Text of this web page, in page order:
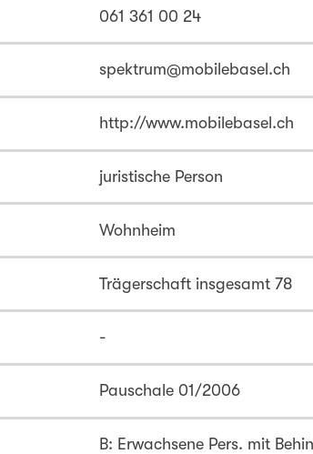
061 361 00 24
spektrum@mobilebasel.ch
http://www.mobilebasel.ch
juristische Person
Wohnheim
Trägerschaft insgesamt 78
-
Pauschale 01/2006
B: Erwachsene Pers. mit